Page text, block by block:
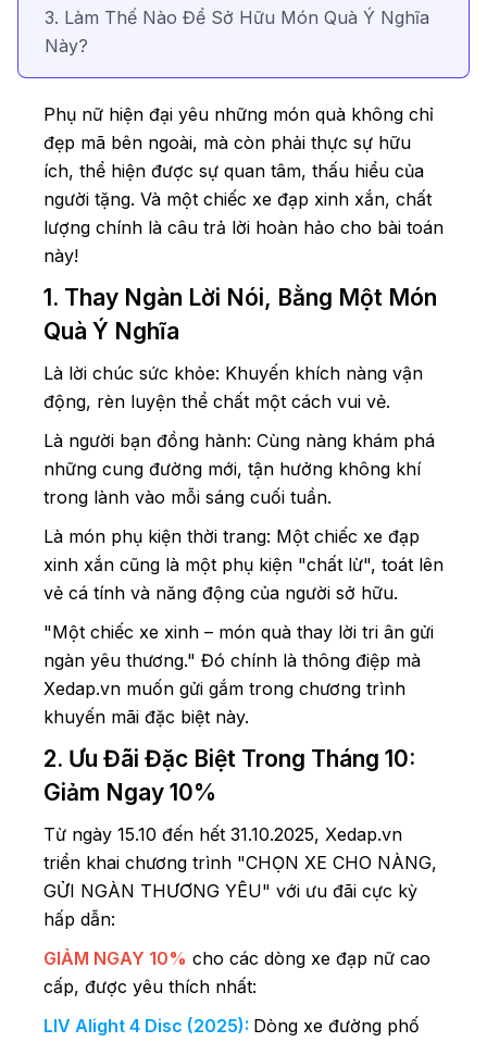
3. Làm Thế Nào Để Sở Hữu Món Quà Ý Nghĩa
Này?
Phụ nữ hiện đại yêu những món quà không chỉ
đẹp mã bên ngoài, mà còn phải thực sự hữu
ích, thể hiện được sự quan tâm, thấu hiểu của
người tặng. Và một chiếc xe đạp xinh xắn, chất
lượng chính là câu trả lời hoàn hảo cho bài toán
này!
1. Thay Ngàn Lời Nói, Bằng Một Món
Quà Ý Nghĩa
Là lời chúc sức khỏe: Khuyến khích nàng vận
động, rèn luyện thể chất một cách vui vẻ.
Là người bạn đồng hành: Cùng nàng khám phá
những cung đường mới, tận hưởng không khí
trong lành vào mỗi sáng cuối tuần.
Là món phụ kiện thời trang: Một chiếc xe đạp
xinh xắn cũng là một phụ kiện "chất lừ", toát lên
vẻ cá tính và năng động của người sở hữu.
"Một chiếc xe xinh – món quà thay lời tri ân gửi
ngàn yêu thương." Đó chính là thông điệp mà
Xedap.vn muốn gửi gắm trong chương trình
khuyến mãi đặc biệt này.
2. Ưu Đãi Đặc Biệt Trong Tháng 10:
Giảm Ngay 10%
Từ ngày 15.10 đến hết 31.10.2025, Xedap.vn
triển khai chương trình "CHỌN XE CHO NÀNG,
GỬI NGÀN THƯƠNG YÊU" với ưu đãi cực kỳ
hấp dẫn:
GIẢM NGAY 10% cho các dòng xe đạp nữ cao
cấp, được yêu thích nhất:
LIV Alight 4 Disc (2025): Dòng xe đường phố